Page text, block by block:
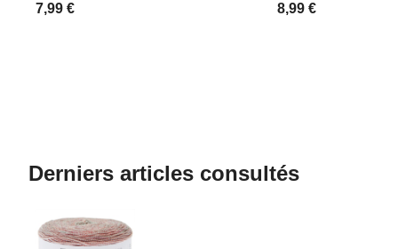
7,99 €
8,99 €
Derniers articles consultés